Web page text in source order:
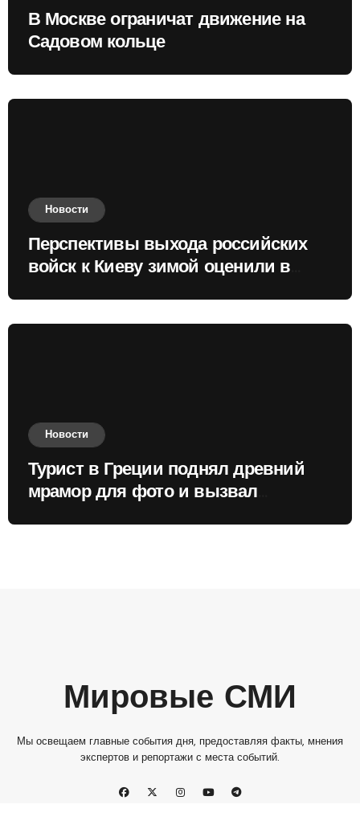
В Москве ограничат движение на
Садовом кольце
Новости
Перспективы выхода российских
войск к Киеву зимой оценили в
Новости
Турист в Греции поднял древний
мрамор для фото и вызвал
Мировые СМИ
Мы освещаем главные события дня, предоставляя факты, мнения
экспертов и репортажи с места событий.